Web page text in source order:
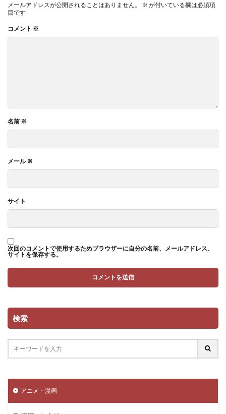
メールアドレスが公開されることはありません。 ※ が付いている欄は必須項
目です
コメント ※
名前 ※
メール※
サイト
次回のコメントで使用するためブラウザーに自分の名前、メールアドレス、
サイトを保存する。
検索
アニメ・漫画